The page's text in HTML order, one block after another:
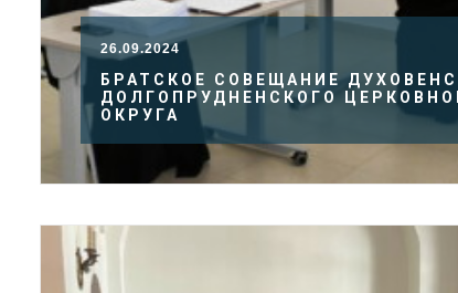
26.09.2024
БРАТСКОЕ СОВЕЩАНИЕ
ДОЛГОПРУДНЕНСКОГО
ОКРУГА